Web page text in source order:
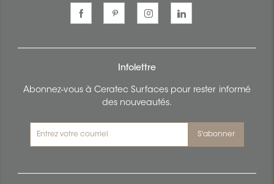
Infolettre
Abonnez-vous à Ceratec Surfaces pour rester informé
des nouveautés.
S'abonner